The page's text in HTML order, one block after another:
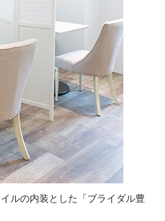
ルの内装とした「ブライダル豊